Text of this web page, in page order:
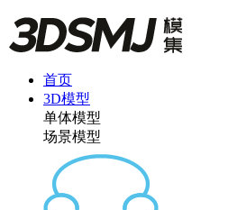
首页
3D模型
单体模型
场景模型